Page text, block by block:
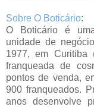
Sobre O Boticário:
O Boticário é
unidade de
1977, em Curitiba
franqueada de
pontos de venda,
900 franqueados.
anos desenvolve